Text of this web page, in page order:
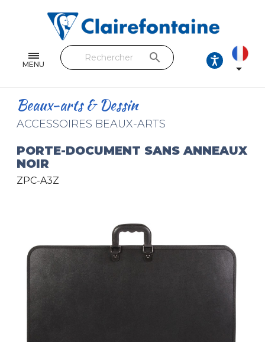
MENU
Feuilles & Copies
Beaux-arts & Dessin
Loisirs créatifs
Cuir & trousses
search

Beaux-arts & Dessin
ACCESSOIRES BEAUX-ARTS
PORTE-DOCUMENT SANS ANNEAUX
NOIR
ZPC-A3Z